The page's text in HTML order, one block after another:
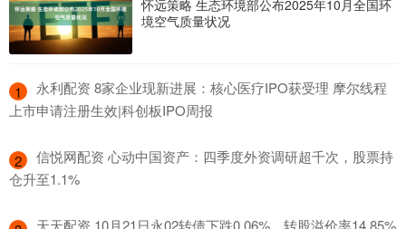
怀远策略 生态环境部公布2025年10月全国环
境空气质量状况
1
​永利配资 8家企业现新进展：核心医疗IPO获受理 摩尔线程
上市申请注册生效|科创板IPO周报
2
​信悦网配资 心动中国资产：四季度外资调研超千次，股票持
仓升至1.1%
​天天配资 10月21日永02转债下跌0.06%，转股溢价率14.85%